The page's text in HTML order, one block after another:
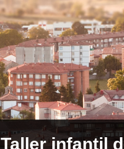
Taller infantil